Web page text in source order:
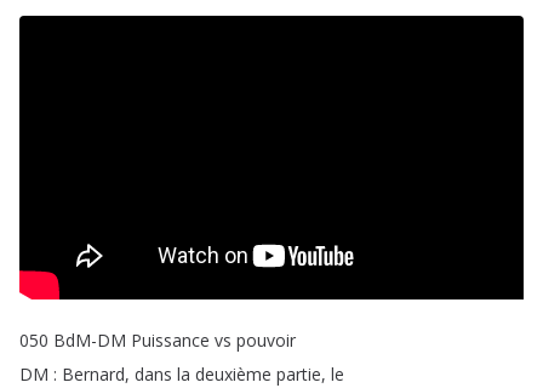
050 BdM-DM Puissance vs pouvoir
DM : Bernard, dans la deuxième partie, le